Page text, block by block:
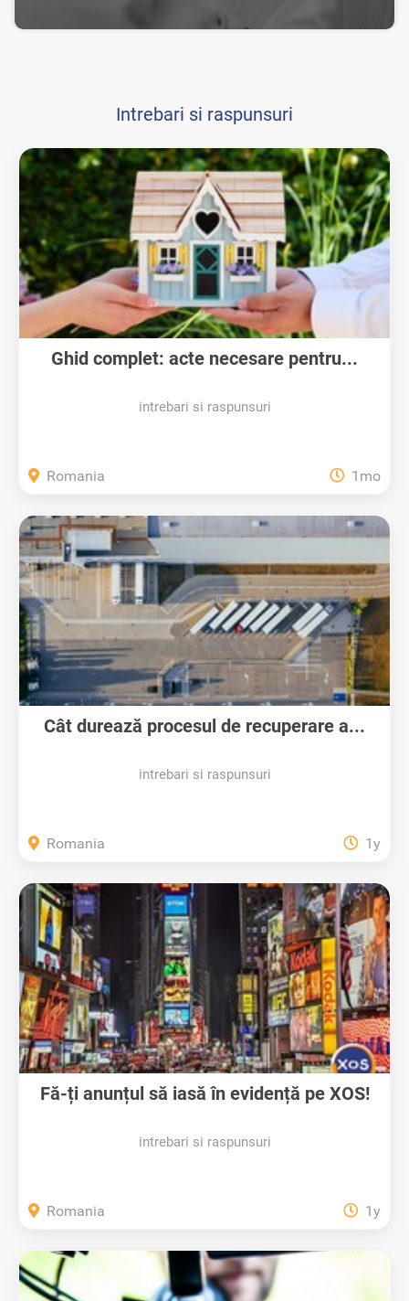
Intrebari si raspunsuri
Ghid complet: acte necesare pentru...
intrebari si raspunsuri
Romania 1mo
Cât durează procesul de recuperare a...
intrebari si raspunsuri
Romania 1y
Fă-ți anunțul să iasă în evidență pe XOS!
intrebari si raspunsuri
Romania 1y